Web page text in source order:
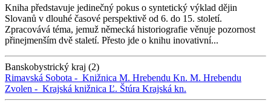
Kniha představuje jedinečný pokus o syntetický výklad dějin
Slovanů v dlouhé časové perspektivě od 6. do 15. století.
Zpracovává téma, jemuž německá historiografie věnuje pozornost
přinejmenším dvě staletí. Přesto jde o knihu inovativní...
Banskobystrický kraj (2)
Rimavská Sobota - Knižnica M. Hrebendu Kn. M. Hrebendu
Zvolen - Krajská knižnica Ľ. Štúra Krajská kn.